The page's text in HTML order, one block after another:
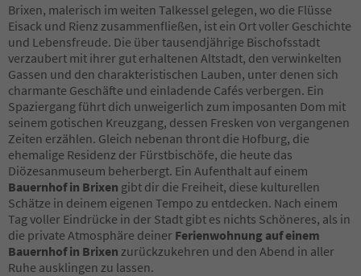
Brixen, malerisch im weiten Talkessel gelegen, wo die Flüsse
Eisack und Rienz zusammenfließen, ist ein Ort voller Geschichte
und Lebensfreude. Die über tausendjährige Bischofsstadt
verzaubert mit ihrer gut erhaltenen Altstadt, den verwinkelten
Gassen und den charakteristischen Lauben, unter denen sich
charmante Geschäfte und einladende Cafés verbergen. Ein
Spaziergang führt dich unweigerlich zum imposanten Dom mit
seinem gotischen Kreuzgang, dessen Fresken von vergangenen
Zeiten erzählen. Gleich nebenan thront die Hofburg, die
ehemalige Residenz der Fürstbischöfe, die heute das
Diözesanmuseum beherbergt. Ein Aufenthalt auf einem
Bauernhof in Brixen gibt dir die Freiheit, diese kulturellen
Schätze in deinem eigenen Tempo zu entdecken. Nach einem
Tag voller Eindrücke in der Stadt gibt es nichts Schöneres, als in
die private Atmosphäre deiner Ferienwohnung auf einem
Bauernhof in Brixen zurückzukehren und den Abend in aller
Ruhe ausklingen zu lassen.